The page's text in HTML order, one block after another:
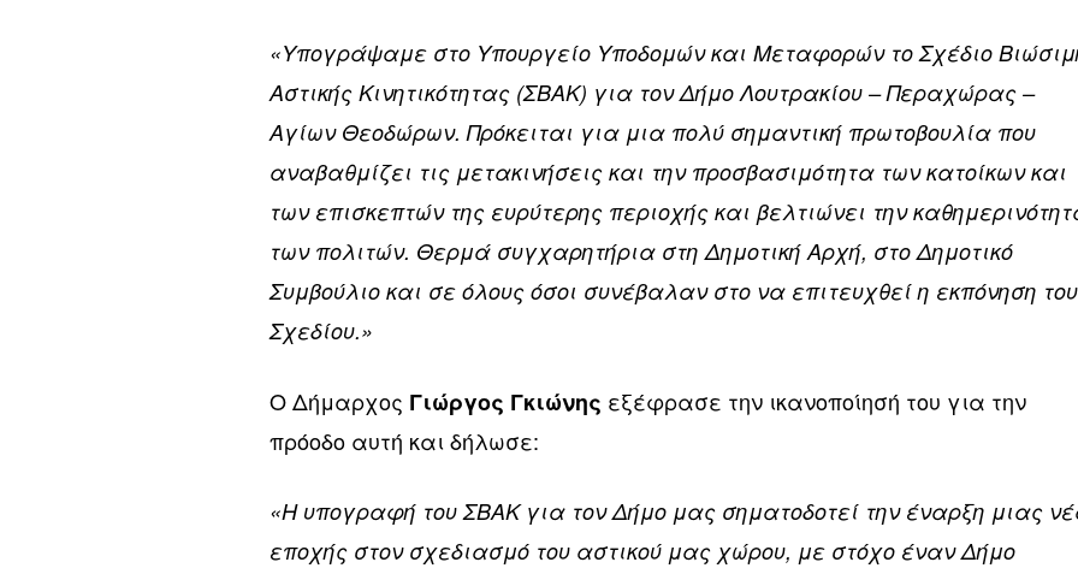
«Υπογράψαμε στο Υπουργείο Υποδομών και Μεταφορών το Σχέδιο
Αστικής Κινητικότητας (ΣΒΑΚ) για τον Δήμο Λουτρακίου – Περαχώρας –
Αγίων Θεοδώρων. Πρόκειται για μια πολύ σημαντική πρωτοβουλία που
αναβαθμίζει τις μετακινήσεις και την προσβασιμότητα των κατοίκων και
των επισκεπτών της ευρύτερης περιοχής και βελτιώνει την
των πολιτών. Θερμά συγχαρητήρια στη Δημοτική Αρχή, στο Δημοτικό
Συμβούλιο και σε όλους όσοι συνέβαλαν στο να επιτευχθεί η εκπόνηση του
Σχεδίου.»
Ο Δήμαρχος Γιώργος Γκιώνης εξέφρασε την ικανοποίησή του για την
πρόοδο αυτή και δήλωσε:
«Η υπογραφή του ΣΒΑΚ για τον Δήμο μας σηματοδοτεί την έναρξη μιας
εποχής στον σχεδιασμό του αστικού μας χώρου, με στόχο έναν Δήμο